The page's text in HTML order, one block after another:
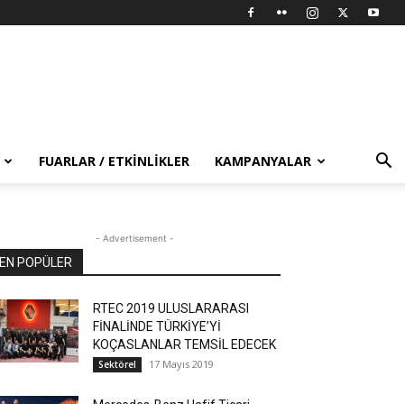
FUARLAR / ETKINLIKLER KAMPANYALAR
- Advertisement -
EN POPÜLER
RTEC 2019 ULUSLARARASI
FİNALİNDE TÜRKİYE’Yİ
KOÇASLANLAR TEMSİL EDECEK
Sektörel 17 Mayıs 2019